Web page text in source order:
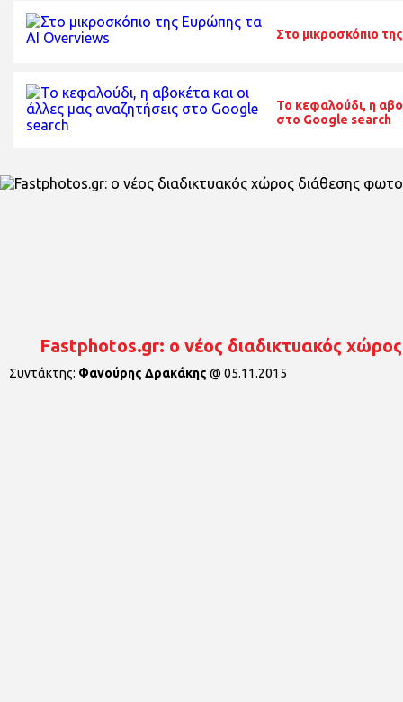
Στο μικροσκόπιο
Το κεφαλούδι, η
στο Google search
Fastphotos.gr: ο νέος διαδικτυακός
Συντάκτης: Φανούρης Δρακάκης @ 05.11.2015